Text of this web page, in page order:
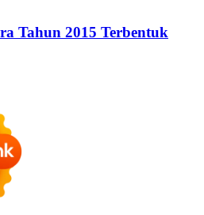
Tahun 2015 Terbentuk